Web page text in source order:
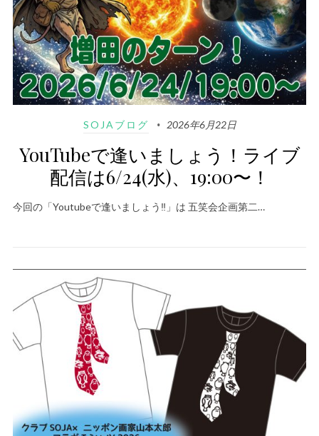
SOJAブログ 2026年6月22日
YouTubeで逢いましょう！ライブ
配信は6/24(水)、19:00〜！
今回の「Youtubeで逢いましょう‼️」は 五笑会企画第二…